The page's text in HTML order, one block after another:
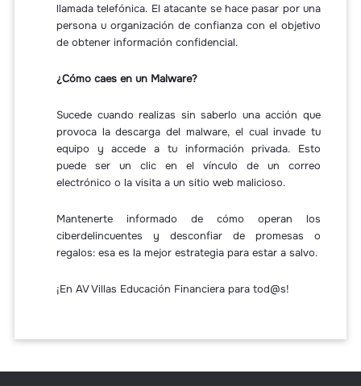
llamada telefónica. El atacante se hace pasar por una
persona u organización de confianza con el objetivo
de obtener información confidencial.
¿Cómo caes en un Malware?
Sucede cuando realizas sin saberlo una acción que
provoca la descarga del malware, el cual invade tu
equipo y accede a tu información privada. Esto
puede ser un clic en el vínculo de un correo
electrónico o la visita a un sitio web malicioso.
Mantenerte informado de cómo operan los
ciberdelincuentes y desconfiar de promesas o
regalos: esa es la mejor estrategia para estar a salvo.
¡En AV Villas Educación Financiera para tod@s!